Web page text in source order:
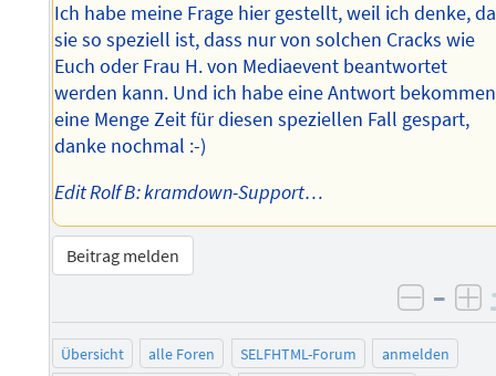
Ich habe meine Frage hier gestellt, weil ich denke,
sie so speziell ist, dass nur von solchen Cracks wie
Euch oder Frau H. von Mediaevent beantwortet
werden kann. Und ich habe eine Antwort
eine Menge Zeit für diesen speziellen Fall gespart,
danke nochmal :-)
Edit Rolf B: kramdown-Support…
Beitrag melden
–
Übersicht alle Foren SELFHTML-Forum
anmelden